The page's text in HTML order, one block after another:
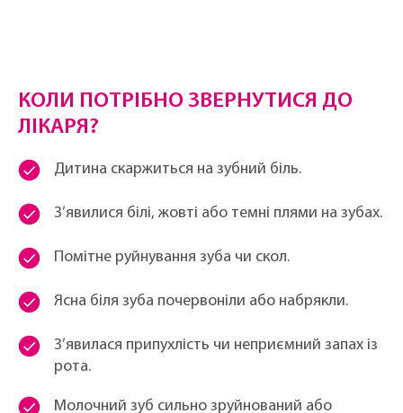
КОЛИ ПОТРІБНО ЗВЕРНУТИСЯ ДО
ЛІКАРЯ?
Дитина скаржиться на зубний біль.
З’явилися білі, жовті або темні плями на зубах.
Помітне руйнування зуба чи скол.
Ясна біля зуба почервоніли або набрякли.
З’явилася припухлість чи неприємний запах із
рота.
Молочний зуб сильно зруйнований або